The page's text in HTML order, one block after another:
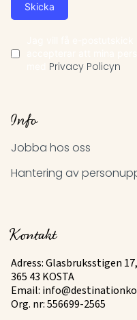
Skicka
Privacy Policyn
Info
Jobba hos oss
Hantering av
Kontakt
Adress: Glasbruksstigen 17,
365 43 KOSTA
Email:
Org. nr: 556699-2565